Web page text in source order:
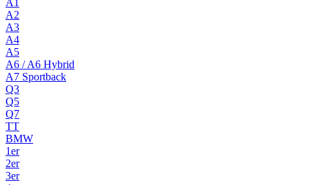
A1
A2
A3
A4
A5
A6 / A6 Hybrid
A7 Sportback
Q3
Q5
Q7
TT
BMW
1er
2er
3er